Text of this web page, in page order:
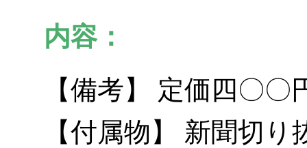
内容：
【備考】 定価四〇
【付属物】 新聞切